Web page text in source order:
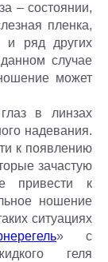
– состоянии,
пленка,
и ряд других
случае
может
в линзах
надевания.
к появлению
зачастую
привести к
ношение
ситуациях
» с
геля